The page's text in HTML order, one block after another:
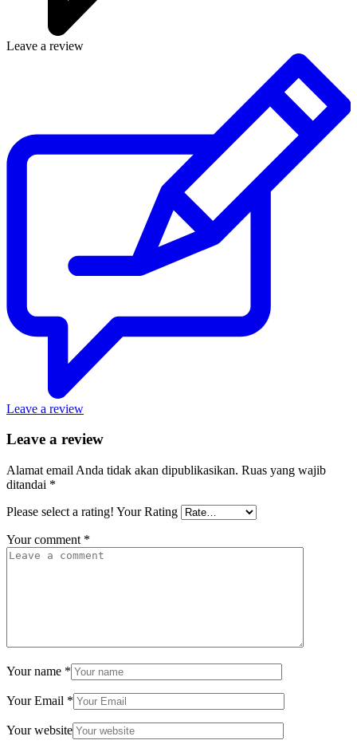
Leave a review
Leave a review
Leave a review
Alamat email Anda tidak akan dipublikasikan. Ruas yang wajib
ditandai *
Please select a rating! Your Rating
Your comment *
Your name *
Your Email *
Your website